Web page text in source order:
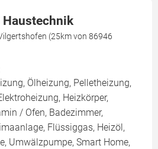
(25km von 86946
Ölheizung, Pelletheizung,
Heizkörper,
/ Ofen, Badezimmer,
Flüssiggas, Heizöl,
Umwälzpumpe, Smart Home,